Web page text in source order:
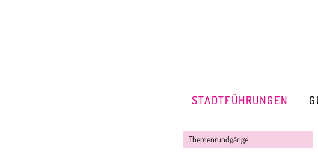
STADTFÜHRUNGEN